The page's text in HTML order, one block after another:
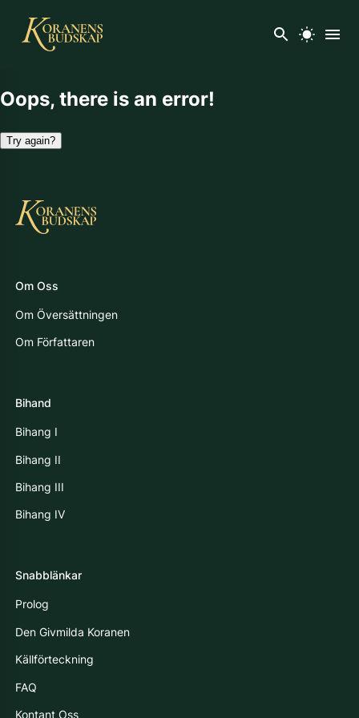
Oops, there is an error!
Try again?
Om Oss
Om Översättningen
Om Författaren
Bihand
Bihang I
Bihang II
Bihang III
Bihang IV
Snabblänkar
Prolog
Den Givmilda Koranen
Källförteckning
FAQ
Kontant Oss